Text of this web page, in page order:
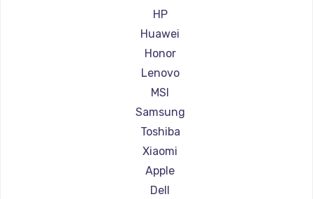
Ремонт ноутбуков Aorus
Ремонт ноутбуков Maibenben
Ремонт ноутбуков Getac
Ремонт ноутбуков Epson
Ремонт ноутбуков Philips
Ремонт ноутбуков LG
Ремонт ноутбуков Panasonic
Ремонт ноутбуков Irbis
Ремонт ноутбуков Thunderobot
Ремонт ноутбуков Hasee
HP
Huawei
Honor
Lenovo
MSI
Samsung
Toshiba
Xiaomi
Apple
Dell